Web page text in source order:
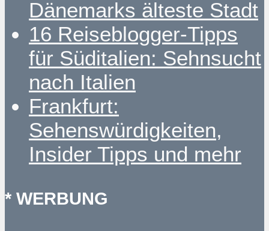
Dänemarks älteste Stadt
16 Reiseblogger-Tipps
für Süditalien: Sehnsucht
nach Italien
Frankfurt:
Sehenswürdigkeiten,
Insider Tipps und mehr
* WERBUNG